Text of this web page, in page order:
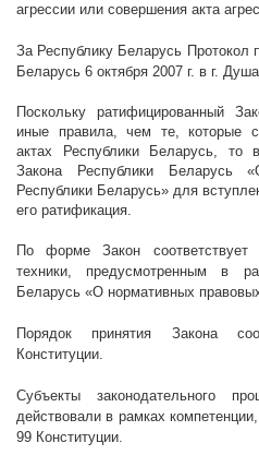
агрессии или совершения акта
За Республику Беларусь Протокол
Беларусь 6 октября 2007 г. в г.
Поскольку ратифицированный
иные правила, чем те, которые
актах Республики Беларусь, то
Закона Республики Беларусь
Республики Беларусь» для
его ратификация.
По форме Закон соответствует
техники, предусмотренным в
Беларусь «О нормативных
Порядок принятия Закона
Конституции.
Субъекты законодательного
действовали в рамках
99 Конституции.